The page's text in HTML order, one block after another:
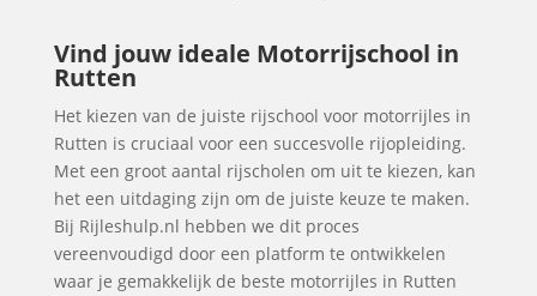
Vind jouw ideale Motorrijschool in
Rutten
Het kiezen van de juiste rijschool voor motorrijles in
Rutten is cruciaal voor een succesvolle rijopleiding.
Met een groot aantal rijscholen om uit te kiezen, kan
het een uitdaging zijn om de juiste keuze te maken.
Bij Rijleshulp.nl hebben we dit proces
vereenvoudigd door een platform te ontwikkelen
waar je gemakkelijk de beste motorrijles in Rutten